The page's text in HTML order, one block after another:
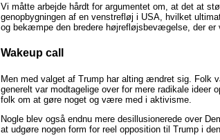
Vi måtte arbejde hårdt for argumentet om, at det at
genopbygningen af en venstrefløj i USA, hvilket
og bekæmpe den bredere højrefløjsbevægelse, der
Wakeup call
Men med valget af Trump har alting ændret sig.
generelt var modtagelige over for mere radikale ideer
folk om at gøre noget og være med i aktivisme.
Nogle blev også endnu mere desillusionerede over
at udgøre nogen form for reel opposition til Trump i